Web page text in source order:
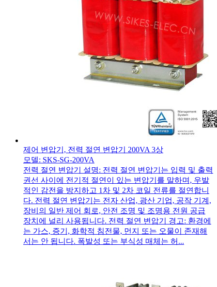
제어 변압기, 전력 절연 변압기 200VA 3상
모델: SKS-SG-200VA
전력 절연 변압기 설명: 전력 절연 변압기는 입력 및 출력
권선 사이에 전기적 절연이 있는 변압기를 말하며, 우발
적인 감전을 방지하고 1차 및 2차 코일 전류를 절연합니
다. 전력 절연 변압기는 전자 산업, 광산 기업, 공작 기계,
장비의 일반 제어 회로, 안전 조명 및 조명용 전원 공급
장치에 널리 사용됩니다. 전력 절연 변압기 경고: 환경에
는 가스, 증기, 화학적 침전물, 먼지 또는 오물이 존재해
서는 안 됩니다. 폭발성 또는 부식성 매체는 허...